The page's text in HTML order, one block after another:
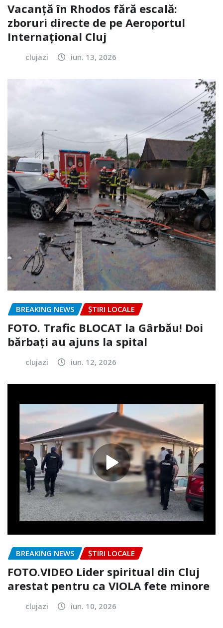
Vacanță în Rhodos fără escală:
zboruri directe de pe Aeroportul
Internațional Cluj
clujazi iun. 13, 2026
BREAKING NEWS ȘTIRI LOCALE
FOTO. Trafic BLOCAT la Gârbău! Doi
bărbați au ajuns la spital
clujazi iun. 12, 2026
BREAKING NEWS ȘTIRI LOCALE
FOTO.VIDEO Lider spiritual din Cluj
arestat pentru ca VIOLA fete minore
clujazi iun. 10, 2026